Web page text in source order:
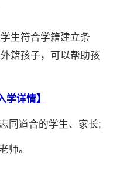
生符合学籍建立条
籍孩子，可以帮助孩
学详情】
道合的学生、家长;
。